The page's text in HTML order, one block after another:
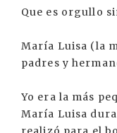
Que es orgullo
María Luisa (la
padres y
Yo era la más
María Luisa